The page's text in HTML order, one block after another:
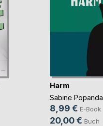
Harm
Sabine Popanda
8,99 € E-Book
20,00 € Buch